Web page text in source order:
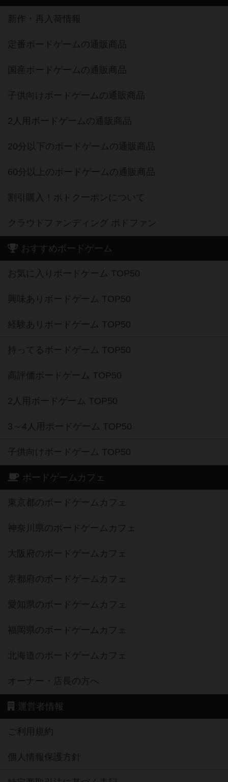
新作・再入荷情報
定番ボードゲームの通販商品
国産ボードゲームの通販商品
子供向けボードゲームの通販商品
2人用ボードゲームの通販商品
20分以下のボードゲームの通販商品
60分以上のボードゲームの通販商品
割引購入！ボドクーポンについて
クラウドファンディング ボドファン
おすすめボードゲーム
お気に入りボードゲーム TOP50
興味ありボードゲーム TOP50
経験ありボードゲーム TOP50
持ってるボードゲーム TOP50
高評価ボードゲーム TOP50
2人用ボードゲーム TOP50
3～4人用ボードゲーム TOP50
子供向けボードゲーム TOP50
ボードゲームカフェ
東京都のボードゲームカフェ
神奈川県のボードゲームカフェ
大阪府のボードゲームカフェ
京都府のボードゲームカフェ
愛知県のボードゲームカフェ
福岡県のボードゲームカフェ
北海道のボードゲームカフェ
オーナー・店長の方へ
運営者情報
ご利用規約
個人情報保護方針